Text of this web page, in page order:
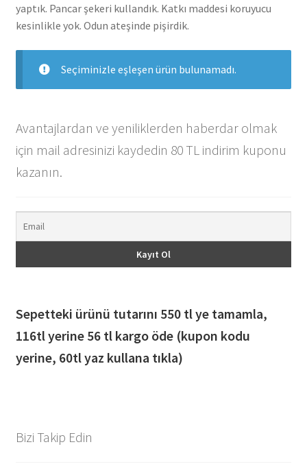
yaptık. Pancar şekeri kullandık. Katkı maddesi koruyucu
kesinlikle yok. Odun ateşinde pişirdik.
Seçiminizle eşleşen ürün bulunamadı.
Avantajlardan ve yeniliklerden haberdar olmak
için mail adresinizi kaydedin 80 TL indirim kuponu
kazanın.
Sepetteki ürünü tutarını 550 tl ye tamamla,
116tl yerine 56 tl kargo öde (kupon kodu
yerine, 60tl yaz kullana tıkla)
Bizi Takip Edin